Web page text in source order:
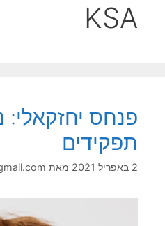
KSA
פנחס יחזקאלי:
תפקידים
2 באפריל 2021 מאת